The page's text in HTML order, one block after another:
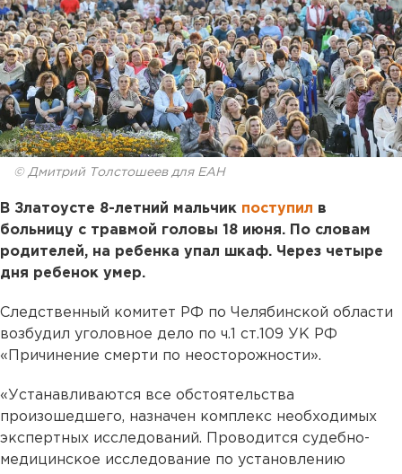
© Дмитрий Толстошеев для ЕАН
В Златоусте 8-летний мальчик поступил в
больницу с травмой головы 18 июня. По словам
родителей, на ребенка упал шкаф. Через четыре
дня ребенок умер.
Следственный комитет РФ по Челябинской области
возбудил уголовное дело по ч.1 ст.109 УК РФ
«Причинение смерти по неосторожности».
«Устанавливаются все обстоятельства
произошедшего, назначен комплекс необходимых
экспертных исследований. Проводится судебно-
медицинское исследование по установлению